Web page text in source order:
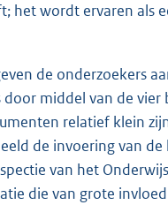
het wordt ervaren als
de onderzoekers
middel van de vier
relatief klein
de invoering van de
van het
die van grote